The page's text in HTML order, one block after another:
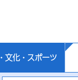
文化・スポーツ